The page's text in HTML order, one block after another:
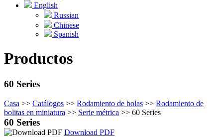
English
Russian
Chinese
Spanish
Productos
60 Series
Casa >> Catálogos >> Rodamiento de bolas >> Rodamiento de
bolitas en miniatura >> Serie métrica >> 60 Series
60 Series
Download PDF